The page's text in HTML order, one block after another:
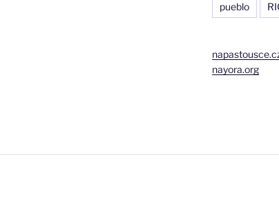
pueblo
nayora.org